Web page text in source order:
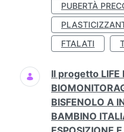
PUBERTÀ
FTALATI
Il progetto LIFE
BISFENOLO A
BAMBINO